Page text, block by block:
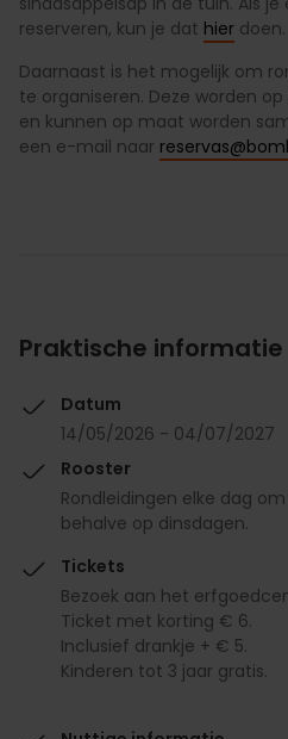
reserveren, kun je dat hier doen.
Daarnaast is het mogelijk om
te organiseren. Deze worden
en kunnen op maat worden
een e-mail naar
Praktische informatie
Datum
14/05/2026 - 04/07/2027
Rooster
Rondleidingen elke dag om
behalve op dinsdagen.
Tickets
Bezoek aan het
Ticket met korting € 6.
Inclusief drankje + € 5.
Kinderen tot 3 jaar gratis.